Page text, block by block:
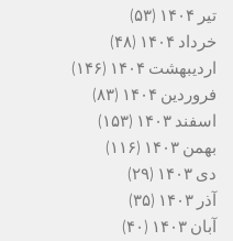
تیر ۱۴۰۴
(۵۳)
خرداد ۱۴۰۴
(۴۸)
اردیبهشت ۱۴۰۴
(۱۴۶)
فروردین ۱۴۰۴
(۸۳)
اسفند ۱۴۰۳
(۱۵۳)
بهمن ۱۴۰۳
(۱۱۶)
دی ۱۴۰۳
(۲۹)
آذر ۱۴۰۳
(۳۵)
آبان ۱۴۰۳
(۴۰)